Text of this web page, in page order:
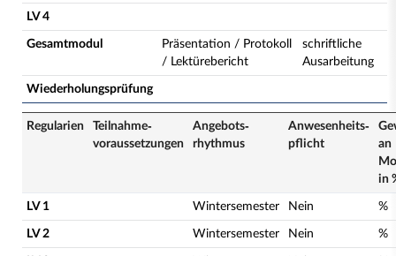
LV 4
Gesamtmodul
Präsentation / Protokoll
/ Lektürebericht
schriftliche
Ausarbeitung
Wiederholungsprüfung
Regularien
Teilnahme­
voraussetzungen
Angebots­
rhythmus
Anwesenheits­
pflicht
an
in
LV 1 Wintersemester Nein %
LV 2 Wintersemester Nein %